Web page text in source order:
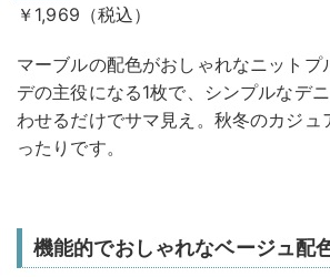
￥1,969（税込）
マーブルの配色がおしゃれなニットプ
デの主役になる1枚で、シンプルなデ
わせるだけでサマ見え。秋冬のカジュ
ったりです。
機能的でおしゃれなベージュ配